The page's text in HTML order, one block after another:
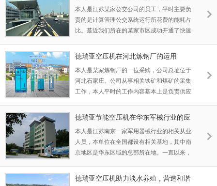
工程科技园区内的一家实业公司的采购经理，
姓黄。本公司成立于2008年，主要经营自动化
生产线以及相关中高端机
节能无止尽
本人是江苏某家公交公司的员工，平时主要负
责的是计算管理公交系统运行所花费的能耗占
比。蕞近我们所在的某家市区成功开通了快速
概念可能不是很清楚，快速公交运用的车辆也
用的通道。相比地铁来说，它的运行成本要低
很多，但运行速度比普通公交要快很多。
德瑞亚空压机在河北炼钢厂的运用
本人是某家炼钢厂的一位采购，公司总址位于
河北石家庄。公司从事相关铁矿和煤矿的采集
工作，本人平时的工作内容基本上是负责供应
作。由于炼钢是属于国家扶持的一个重点产
行业的特殊性，得到了很多重视。公司的领导
也比较重视这一点，每年也会获得行业颁布的
安全质量奖项。
德瑞亚节能空压机在华东军械行业的应
用
本人是江苏南京一家军用器械行业的相关从业
人员，本单位在全国都设有相关基地，其中南
京地区是华东区域的总部所在地。一直以来，
的军械来源，为他们在前线作战提供充足的物
德瑞亚空压机助力淡水养殖，营造和谐